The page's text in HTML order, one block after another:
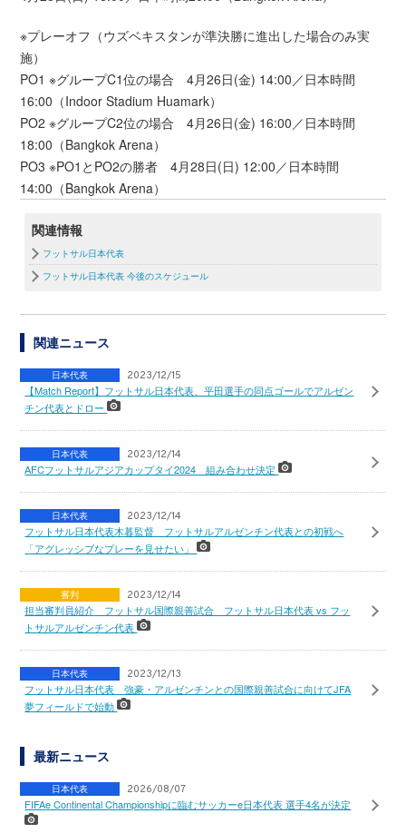
※プレーオフ（ウズベキスタンが準決勝に進出した場合のみ実
施）
PO1 ※グループC1位の場合 4月26日(金) 14:00／日本時間
16:00（Indoor Stadium Huamark）
PO2 ※グループC2位の場合 4月26日(金) 16:00／日本時間
18:00（Bangkok Arena）
PO3 ※PO1とPO2の勝者 4月28日(日) 12:00／日本時間
14:00（Bangkok Arena）
関連情報
フットサル日本代表
フットサル日本代表 今後のスケジュール
関連ニュース
日本代表 2023/12/15
【Match Report】フットサル日本代表、平田選手の同点ゴールでアルゼン
チン代表とドロー
日本代表 2023/12/14
AFCフットサルアジアカップタイ2024 組み合わせ決定
日本代表 2023/12/14
フットサル日本代表木暮監督 フットサルアルゼンチン代表との初戦へ
「アグレッシブなプレーを見せたい」
審判 2023/12/14
担当審判員紹介 フットサル国際親善試合 フットサル日本代表 vs フッ
トサルアルゼンチン代表
日本代表 2023/12/13
フットサル日本代表 強豪・アルゼンチンとの国際親善試合に向けてJFA
夢フィールドで始動
最新ニュース
日本代表 2026/08/07
FIFAe Continental Championshipに臨むサッカーe日本代表 選手4名が決定